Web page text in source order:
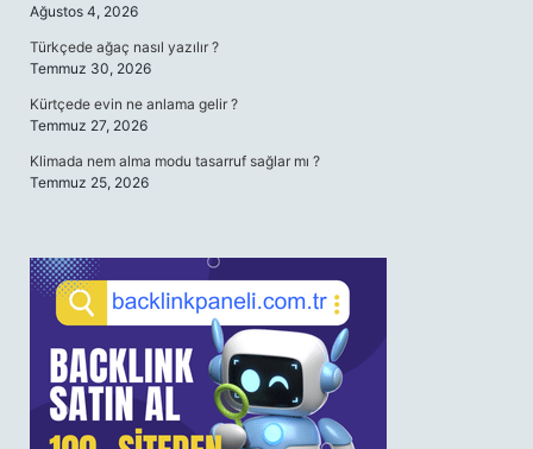
Ağustos 4, 2026
Türkçede ağaç nasıl yazılır ?
Temmuz 30, 2026
Kürtçede evin ne anlama gelir ?
Temmuz 27, 2026
Klimada nem alma modu tasarruf sağlar mı ?
Temmuz 25, 2026